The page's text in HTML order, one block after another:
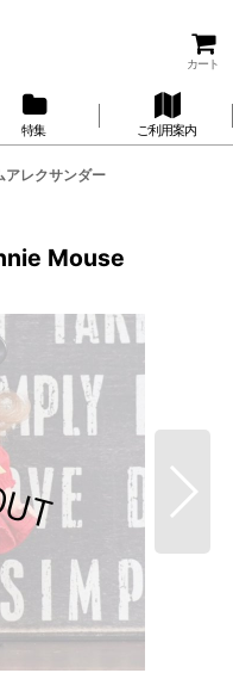
カート
特集 ご利用案内
アレクサンダー
Mouse